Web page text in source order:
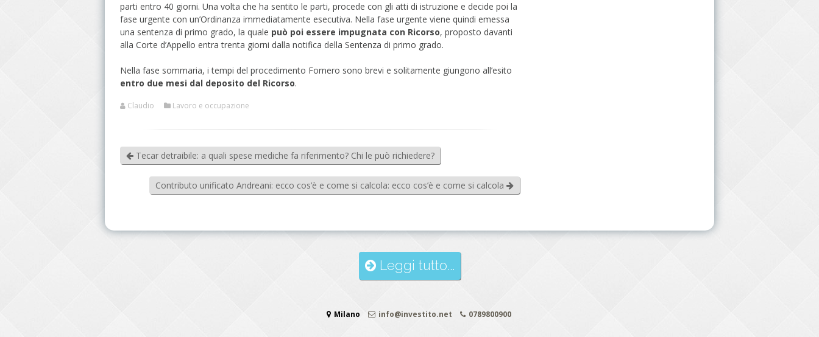
parti entro 40 giorni. Una volta che ha sentito le parti, procede con gli atti di istruzione e decide poi la
fase urgente con un’Ordinanza immediatamente esecutiva. Nella fase urgente viene quindi emessa
una sentenza di primo grado, la quale può poi essere impugnata con Ricorso, proposto davanti
alla Corte d’Appello entra trenta giorni dalla notifica della Sentenza di primo grado.
Nella fase sommaria, i tempi del procedimento Fornero sono brevi e solitamente giungono all’esito
entro due mesi dal deposito del Ricorso.
Claudio Lavoro e occupazione
Tecar detraibile: a quali spese mediche fa riferimento? Chi le può richiedere?
Contributo unificato Andreani: ecco cos’è e come si calcola: ecco cos’è e come si calcola
Leggi tutto...
Milano info@investito.net 0789800900